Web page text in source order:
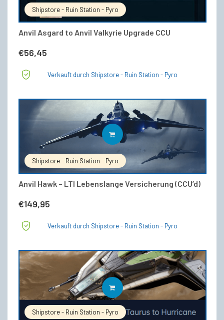
Shipstore - Ruin Station - Pyro
Anvil Asgard to Anvil Valkyrie Upgrade CCU
€56,45
Verkauft durch Shipstore - Ruin Station - Pyro
Shipstore - Ruin Station - Pyro
Anvil Hawk – LTI Lebenslange Versicherung (CCU’d)
€149,95
IN DEN WARENKORB
Verkauft durch Shipstore - Ruin Station - Pyro
Shipstore - Ruin Station - Pyro
IN DEN WARENKORB